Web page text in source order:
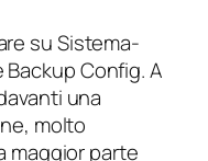
su Sistema-
Config. A
una
molto
maggior parte